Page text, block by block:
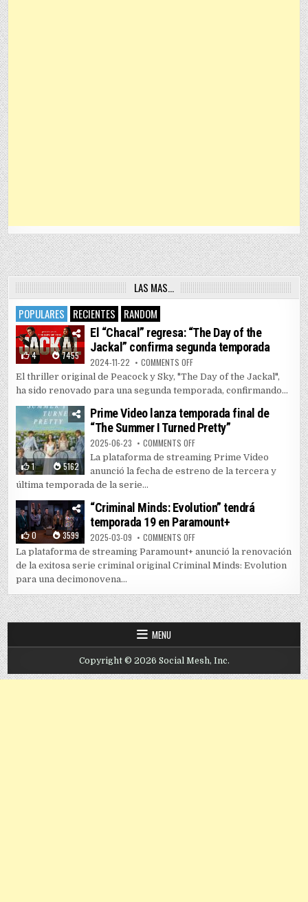
LAS MAS…
POPULARES
RECIENTES RANDOM
4 7455
El “Chacal” regresa: “The Day of the
Jackal” confirma segunda temporada
2024-11-22 COMMENTS OFFON EL “CHACAL” REGRESA: “THE
El thriller original de Peacock y Sky, "The Day of the Jackal",
ha sido renovado para una segunda temporada, confirmando...
1 5162
Prime Video lanza temporada final de
“The Summer I Turned Pretty”
2025-06-23 COMMENTS OFFON PRIME VIDEO LANZA
La plataforma de streaming Prime Video
anunció la fecha de estreno de la tercera y
última temporada de la serie...
0 3599
“Criminal Minds: Evolution” tendrá
temporada 19 en Paramount+
2025-03-09 COMMENTS OFFON “CRIMINAL MINDS:
La plataforma de streaming Paramount+ anunció la renovación
de la exitosa serie criminal original Criminal Minds: Evolution
para una decimonovena...
MENU
Copyright © 2026 Social Mesh, Inc.